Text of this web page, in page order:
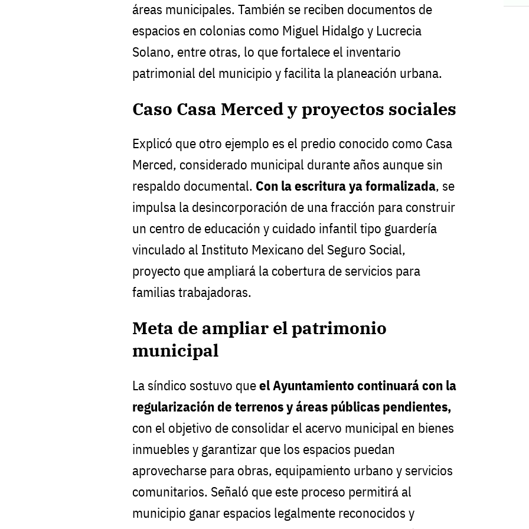
áreas municipales. También se reciben documentos de
espacios en colonias como Miguel Hidalgo y Lucrecia
Solano, entre otras, lo que fortalece el inventario
patrimonial del municipio y facilita la planeación urbana.
Caso Casa Merced y proyectos sociales
Explicó que otro ejemplo es el predio conocido como Casa
Merced, considerado municipal durante años aunque sin
respaldo documental. Con la escritura ya formalizada, se
impulsa la desincorporación de una fracción para construir
un centro de educación y cuidado infantil tipo guardería
vinculado al Instituto Mexicano del Seguro Social,
proyecto que ampliará la cobertura de servicios para
familias trabajadoras.
Meta de ampliar el patrimonio
municipal
La síndico sostuvo queel Ayuntamiento continuará con la
regularización de terrenos y áreas públicas pendientes,
con el objetivo de consolidar el acervo municipal en bienes
inmuebles y garantizar que los espacios puedan
aprovecharse para obras, equipamiento urbano y servicios
comunitarios. Señaló que este proceso permitirá al
municipio ganar espacios legalmente reconocidos y